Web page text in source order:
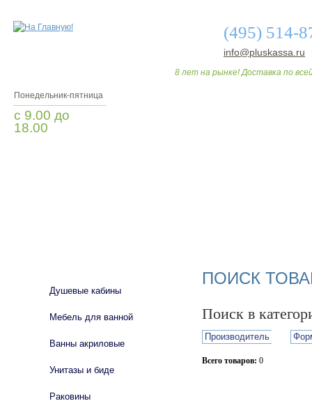
(495) 514-
info@pluskassa.ru
8 лет на рынке! Доставка по
Понедельник-пятница
с 9.00 до
18.00
ПОИСК
Поиск в
Производитель
Всего товаров: 0
Душевые кабины
Мебель для ванной
Ванны акриловые
Унитазы и биде
Раковины